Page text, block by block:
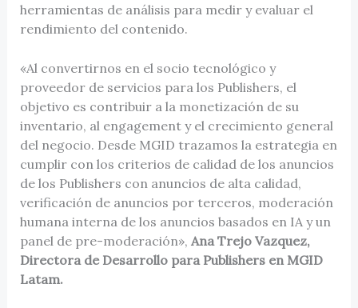
herramientas de análisis para medir y evaluar el
rendimiento del contenido.
«Al convertirnos en el socio tecnológico y
proveedor de servicios para los Publishers, el
objetivo es contribuir a la monetización de su
inventario, al engagement y el crecimiento general
del negocio. Desde MGID trazamos la estrategia en
cumplir con los criterios de calidad de los anuncios
de los Publishers con anuncios de alta calidad,
verificación de anuncios por terceros, moderación
humana interna de los anuncios basados en IA y un
panel de pre-moderación», Ana Trejo Vazquez,
Directora de Desarrollo para Publishers en MGID
Latam.